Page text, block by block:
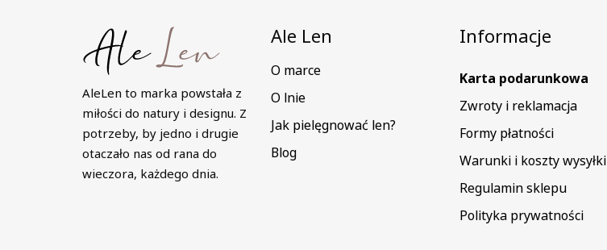
AleLen to marka powstała z
miłości do natury i designu. Z
potrzeby, by jedno i drugie
otaczało nas od rana do
wieczora, każdego dnia.
Ale Len
O marce
O lnie
Jak pielęgnować len?
Blog
Informacje
Karta podarunkowa
Zwroty i reklamacja
Formy płatności
Warunki i koszty wysyłki
Regulamin sklepu
Polityka prywatności